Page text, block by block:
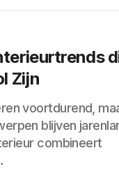
Zijn
voortdurend,
blijven
combineert